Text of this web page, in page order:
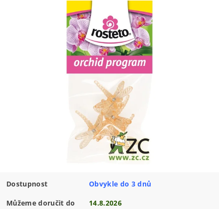
Dostupnost Obvykle do 3 dnů
Můžeme doručit do 14.8.2026